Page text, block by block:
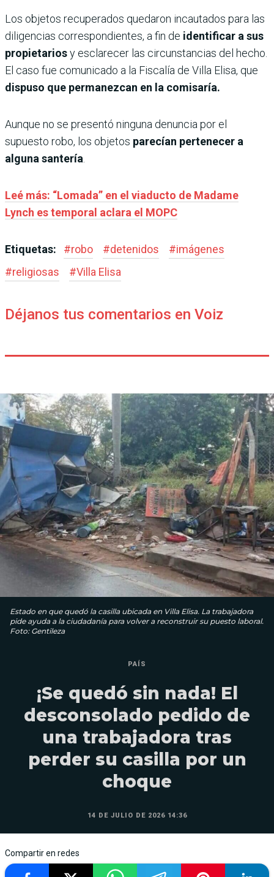
Los objetos recuperados quedaron incautados para las
diligencias correspondientes, a fin de identificar a sus
propietariosy esclarecer las circunstancias del hecho.
El caso fue comunicado a la Fiscalía de Villa Elisa, que
dispuso que permanezcan en la comisaría.
Aunque no se presentó ninguna denuncia por el
supuesto robo, los objetos parecían pertenecer a
alguna santería.
Leé más: “Lomada” en el viaducto de Madame
Lynch es temporal aclara el MOPC
Etiquetas: #robo #detenidos #imágenes
#religiosas #Villa Elisa
Déjanos tus comentarios en Voiz
Estado en que quedó la casilla ubicada en Villa Elisa. La trabajadora
pide ayuda a la ciudadanía para volver a reconstruir su puesto laboral.
Foto: Gentileza
PAÍS
¡Se quedó sin nada! El
desconsolado pedido de
una trabajadora tras
perder su casilla por un
choque
14 DE JULIO DE 2026 14:36
Compartir en redes